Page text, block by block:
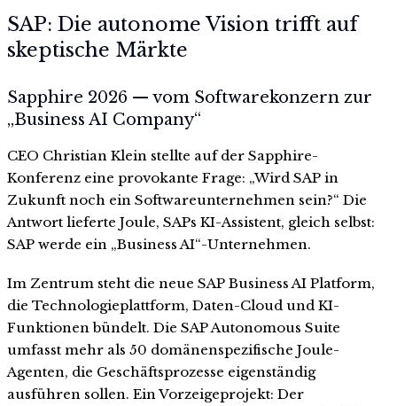
SAP: Die autonome Vision trifft auf
skeptische Märkte
Sapphire 2026 — vom Softwarekonzern zur
„Business AI Company“
CEO Christian Klein stellte auf der Sapphire-
Konferenz eine provokante Frage: „Wird SAP in
Zukunft noch ein Softwareunternehmen sein?“ Die
Antwort lieferte Joule, SAPs KI-Assistent, gleich selbst:
SAP werde ein „Business AI“-Unternehmen.
Im Zentrum steht die neue SAP Business AI Platform,
die Technologieplattform, Daten-Cloud und KI-
Funktionen bündelt. Die SAP Autonomous Suite
umfasst mehr als 50 domänenspezifische Joule-
Agenten, die Geschäftsprozesse eigenständig
ausführen sollen. Ein Vorzeigeprojekt: Der